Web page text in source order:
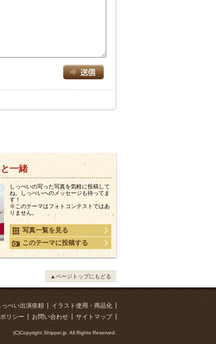
一緒
しっぺいの写った写真を気軽に投稿して
ね。しっぺいへのメッセージも待ってま
す！
※このテーマはフォトコンテストではあ
りません。
写真一覧を見る
このテーマに投稿する
▲ページトップにもどる
イラスト使用・商品化
っぺい出演依頼
サイトマップ
お問い合わせ
リシー
(C)Copyright Shippei.jp. All Rights Reserved.